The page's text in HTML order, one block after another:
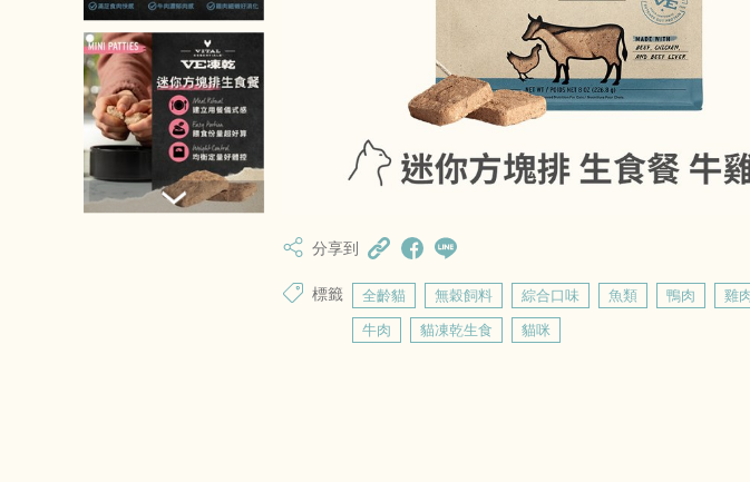
分享到
標籤 全齡貓 無穀飼料 綜合口味 魚類 鴨肉 雞
牛肉 貓凍乾生食 貓咪